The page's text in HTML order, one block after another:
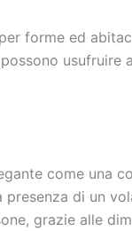
forme ed
usufruire
come una
presenza di un
grazie alle